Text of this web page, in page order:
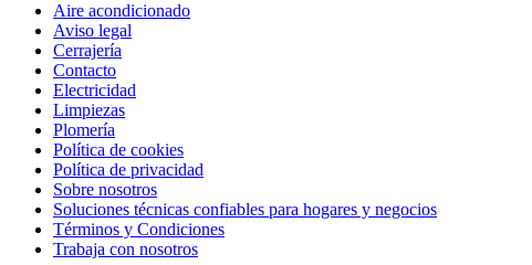
Aire acondicionado
Aviso legal
Cerrajería
Contacto
Electricidad
Limpiezas
Plomería
Política de cookies
Política de privacidad
Sobre nosotros
Soluciones técnicas confiables para hogares y negocios
Términos y Condiciones
Trabaja con nosotros